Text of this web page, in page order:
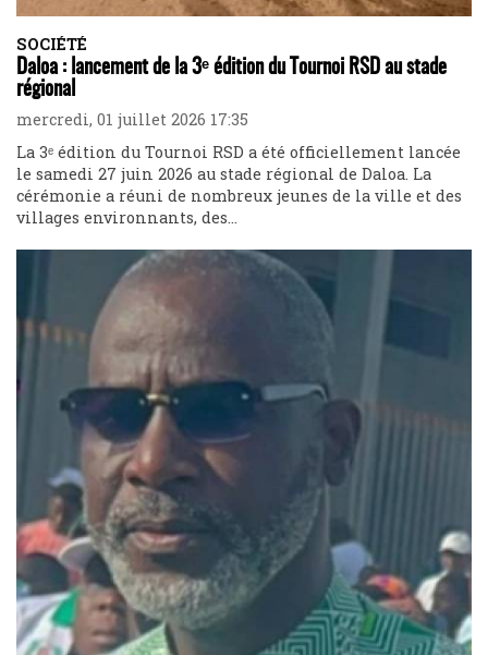
SOCIÉTÉ
Daloa : lancement de la 3ᵉ édition du Tournoi RSD au stade
régional
mercredi, 01 juillet 2026 17:35
La 3ᵉ édition du Tournoi RSD a été officiellement lancée
le samedi 27 juin 2026 au stade régional de Daloa. La
cérémonie a réuni de nombreux jeunes de la ville et des
villages environnants, des...